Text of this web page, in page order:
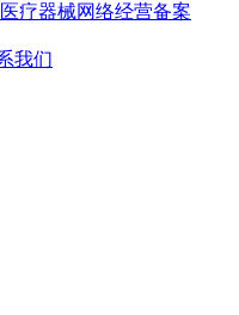
医疗器械网络经营备案
我们